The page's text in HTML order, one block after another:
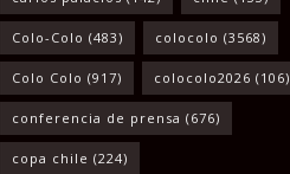
Colo-Colo (483) colocolo (3568)
Colo Colo (917) colocolo2026 (106)
conferencia de prensa (676)
copa chile (224)